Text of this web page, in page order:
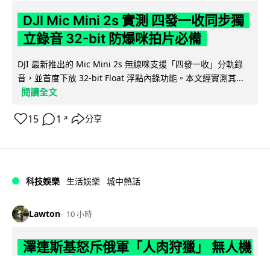
DJI Mic Mini 2s 實測 四發一收同步獨
立錄音 32-bit 防爆咪拍片必備
DJI 最新推出的 Mic Mini 2s 無線咪支援「四發一收」分軌錄
音，並首度下放 32-bit Float 浮點內錄功能。本文經實測其...
閱讀全文
15 1 ↗ 分享
科技娛樂 生活娛樂 城中熱話
Lawton 10 小時
澤連斯基怒斥俄軍「人肉狩獵」 無人機